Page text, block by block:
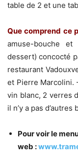
table de 2 et une
Que comprend ce
amuse-bouche
dessert) concocté
restaurant
et Pierre Marcolini.
vin blanc, 2 verres
il n’y a pas
Pour voir le
web :